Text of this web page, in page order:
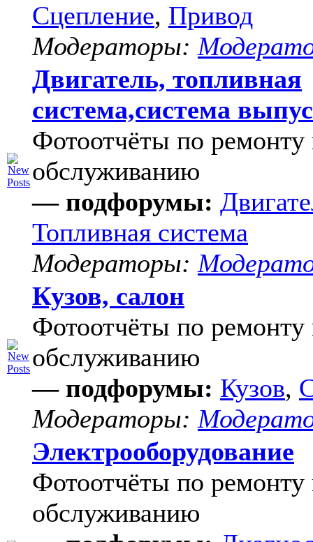
Сцепление, Привод
Модераторы:
Двигатель, топливная
система,система
Фотоотчёты по ремонту
обслуживанию
— подфорумы:
Топливная система
Модераторы:
Кузов, салон
Фотоотчёты по ремонту
обслуживанию
— подфорумы: Кузов,
Модераторы:
Электрооборудование
Фотоотчёты по ремонту
обслуживанию